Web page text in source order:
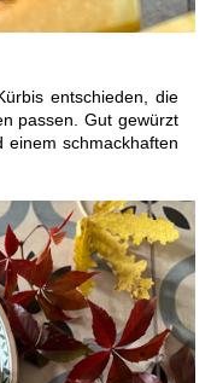
entschieden, die
passen. Gut gewürzt
einem schmackhaften